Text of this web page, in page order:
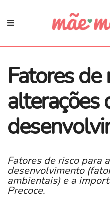
Fatores de
alterações
Fatores de risco para
desenvolvimento
ambientais) e a
Precoce.